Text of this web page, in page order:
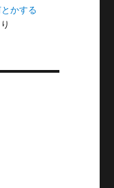
かする